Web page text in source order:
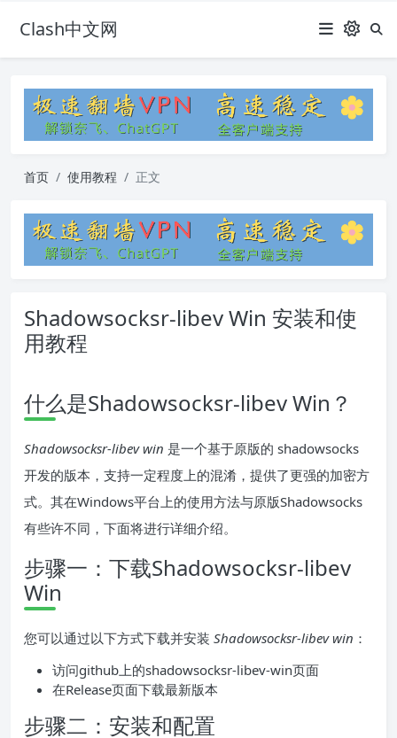
Clash中文网
首页 使用教程 正文
Shadowsocksr-libev Win 安装和使
用教程
什么是Shadowsocksr-libev Win？
Shadowsocksr-libev win 是一个基于原版的 shadowsocks
开发的版本，支持一定程度上的混淆，提供了更强的加密方
式。其在Windows平台上的使用方法与原版Shadowsocks
有些许不同，下面将进行详细介绍。
步骤一：下载Shadowsocksr-libev
Win
您可以通过以下方式下载并安装 Shadowsocksr-libev win ：
访问github上的shadowsocksr-libev-win页面
在Release页面下载最新版本
步骤二：安装和配置